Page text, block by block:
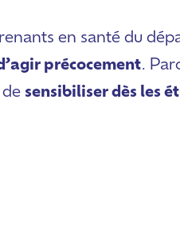
en santé du
précocement.
sensibiliser dès les